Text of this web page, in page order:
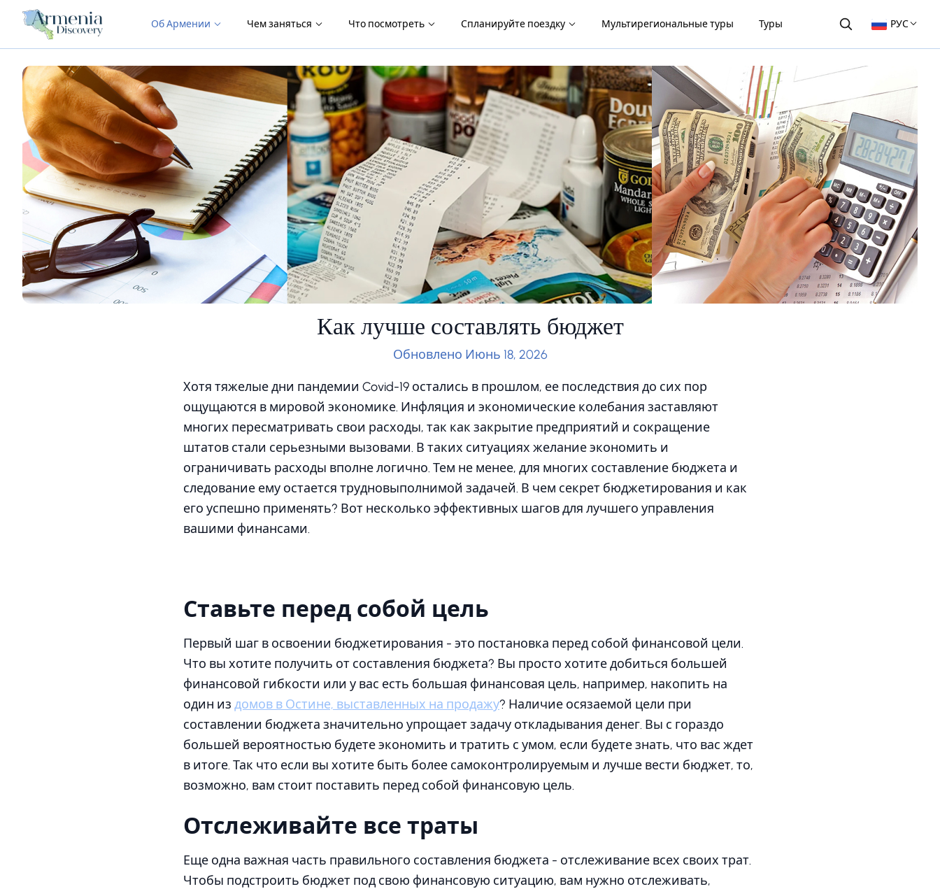
Об Армении Чем заняться Что посмотреть Спланируйте поездку Мультирегиональные туры Туры РУС
Как лучше составлять бюджет
Обновлено Июнь 18, 2026
Хотя тяжелые дни пандемии Covid-19 остались в прошлом, ее последствия до сих пор
ощущаются в мировой экономике. Инфляция и экономические колебания заставляют
многих пересматривать свои расходы, так как закрытие предприятий и сокращение
штатов стали серьезными вызовами. В таких ситуациях желание экономить и
ограничивать расходы вполне логично. Тем не менее, для многих составление бюджета и
следование ему остается трудновыполнимой задачей. В чем секрет бюджетирования и как
его успешно применять? Вот несколько эффективных шагов для лучшего управления
вашими финансами.
Ставьте перед собой цель
Первый шаг в освоении бюджетирования - это постановка перед собой финансовой цели.
Что вы хотите получить от составления бюджета? Вы просто хотите добиться большей
финансовой гибкости или у вас есть большая финансовая цель, например, накопить на
один из домов в Остине, выставленных на продажу? Наличие осязаемой цели при
составлении бюджета значительно упрощает задачу откладывания денег. Вы с гораздо
большей вероятностью будете экономить и тратить с умом, если будете знать, что вас ждет
в итоге. Так что если вы хотите быть более самоконтролируемым и лучше вести бюджет, то,
возможно, вам стоит поставить перед собой финансовую цель.
Отслеживайте все траты
Еще одна важная часть правильного составления бюджета - отслеживание всех своих трат.
Чтобы подстроить бюджет под свою финансовую ситуацию, вам нужно отслеживать,